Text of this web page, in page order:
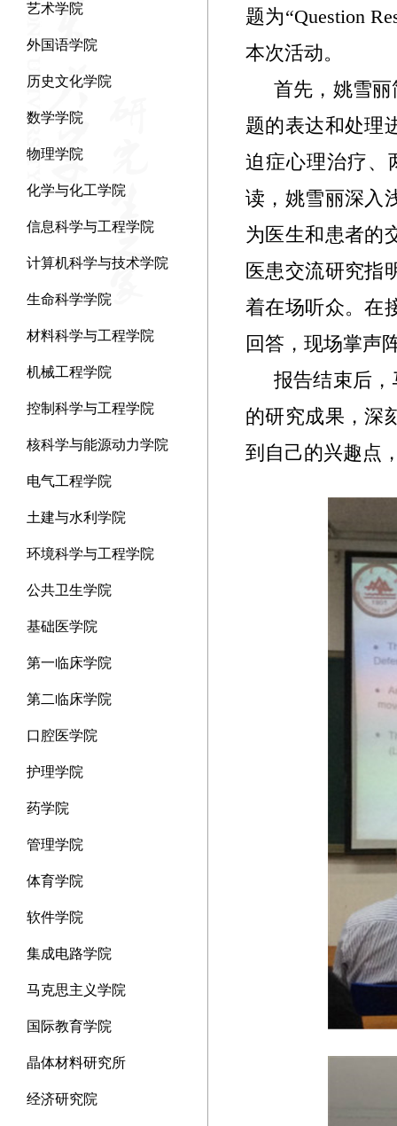
艺术学院
外国语学院
历史文化学院
数学学院
物理学院
化学与化工学院
信息科学与工程学院
计算机科学与技术学院
生命科学学院
材料科学与工程学院
机械工程学院
控制科学与工程学院
核科学与能源动力学院
电气工程学院
土建与水利学院
环境科学与工程学院
公共卫生学院
基础医学院
第一临床学院
第二临床学院
口腔医学院
护理学院
药学院
管理学院
体育学院
软件学院
集成电路学院
马克思主义学院
国际教育学院
晶体材料研究所
经济研究院
题为“Question
本次活动。
首先，姚雪
题的表达和处理
迫症心理治疗、
读，姚雪丽深入
为医生和患者的
医患交流研究指
着在场听众。在
回答，现场掌声
报告结束后
的研究成果，深
到自己的兴趣点